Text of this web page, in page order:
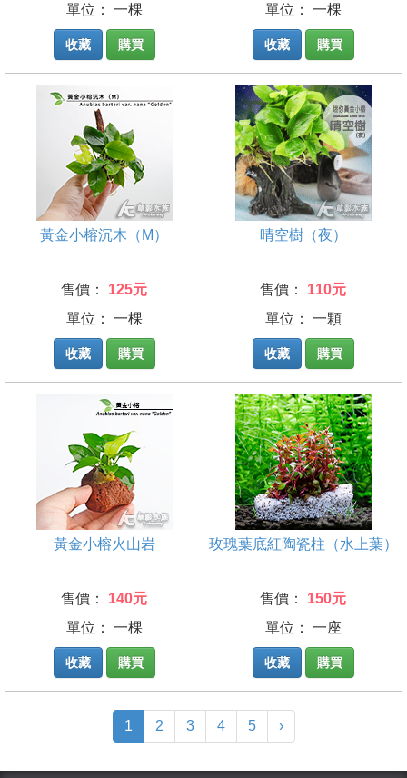
單位： 一棵
收藏 購買
單位： 一棵
收藏 購買
黃金小榕沉木（M）
售價：
125元
單位： 一棵
收藏 購買
晴空樹（夜）
售價：
110元
單位： 一顆
收藏 購買
黃金小榕火山岩
售價：
140元
單位： 一棵
收藏 購買
玫瑰葉底紅陶瓷柱（水上葉）
售價：
150元
單位： 一座
收藏 購買
1 (current)
2 3 4 5 ›